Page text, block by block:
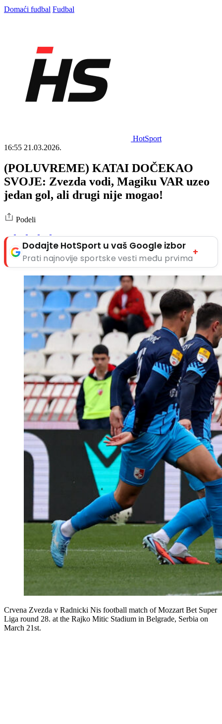
Domaći fudbal Fudbal
HotSport
16:55 21.03.2026.
(POLUVREME) KATAI DOČEKAO
SVOJE: Zvezda vodi, Magiku VAR uzeo
jedan gol, ali drugi nije mogao!
Podeli
Dodajte HotSport u vaš Google izbor
Prati najnovije sportske vesti među prvima
+
Crvena Zvezda v Radnicki Nis football match of Mozzart Bet Super
Liga round 28. at the Rajko Mitic Stadium in Belgrade, Serbia on
March 21st.